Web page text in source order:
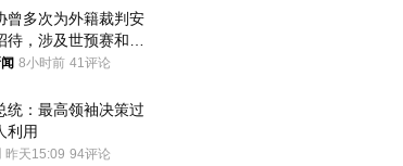
曾多次为外籍裁判安
待，涉及世预赛和奥
韩足协回应
8小时前 41评论
统：最高领袖决策过
利用
昨天15:09 94评论